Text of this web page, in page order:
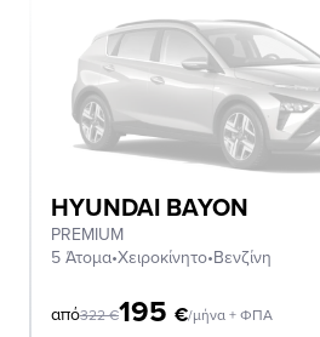
HYUNDAI BAYON
PREMIUM
5 Άτομα•Χειροκίνητο•Βενζίνη
από322€195 €/μήνα + ΦΠΑ